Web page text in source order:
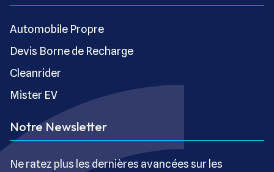
Automobile Propre
Devis Borne de Recharge
Cleanrider
Mister EV
Notre Newsletter
Ne ratez plus les dernières avancées sur les